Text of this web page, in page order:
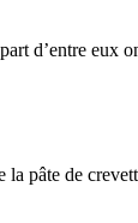
d’entre eux
pâte de